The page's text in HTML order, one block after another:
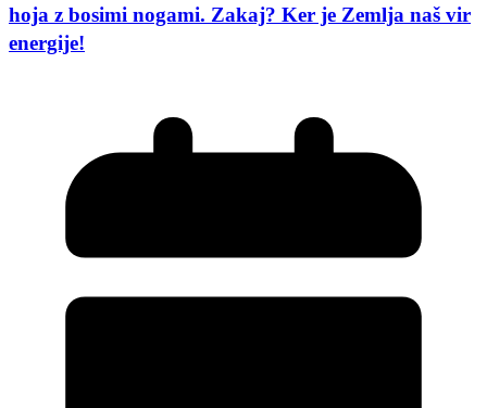
hoja z bosimi nogami. Zakaj? Ker je Zemlja naš vir
energije!